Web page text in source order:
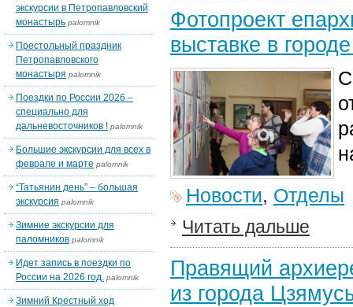
Фотопроект
выставке в
Новости, Отделы
Читать дальше
Правящий
из города
экскурсии в Петропавловский
монастырь palomnik
Престольный праздник
Петропавловского
монастыря palomnik
Поездки по России 2026 –
специально для
дальневосточников ! palomnik
Большие экскурсии для всех в
феврале и марте palomnik
“Татьянин день” – большая
экскурсия palomnik
Зимние экскурсии для
паломников palomnik
Идет запись в поездки по
России на 2026 год. palomnik
Зимний Крестный ход